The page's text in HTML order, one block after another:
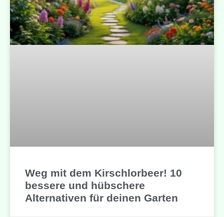
Weg mit dem Kirschlorbeer! 10
bessere und hübschere
Alternativen für deinen Garten